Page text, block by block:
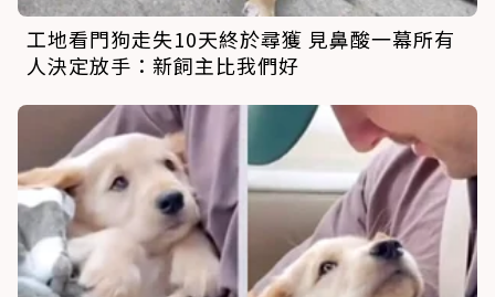
工地看門狗走失10天終於尋獲 見鼻酸一幕所有
人決定放手：新飼主比我們好